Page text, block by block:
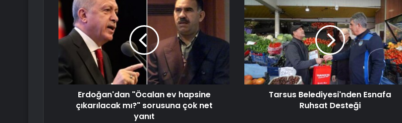
Erdoğan'dan "Öcalan ev hapsine
çıkarılacak mı?" sorusuna çok net
yanıt
Tarsus Belediyesi'nden Esnafa
Ruhsat Desteği